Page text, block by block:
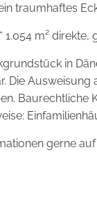
traumhaftes
1.054 m²
in
Die
Baurechtliche
gerne